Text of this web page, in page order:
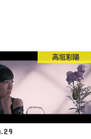
高垣彩陽